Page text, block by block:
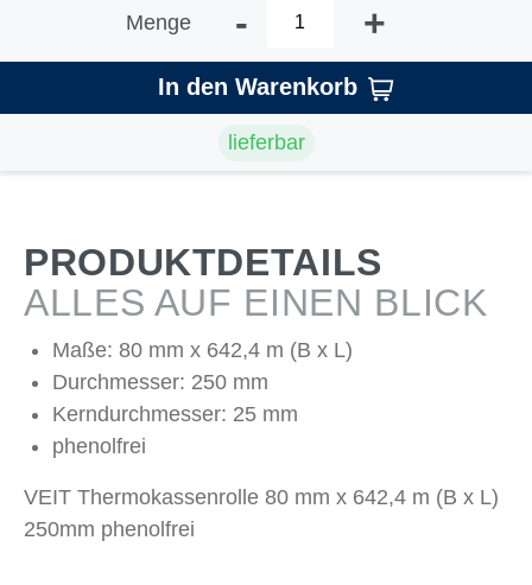
Menge - +
In den Warenkorb
lieferbar
PRODUKTDETAILS
ALLES AUF EINEN BLICK
Maße: 80 mm x 642,4 m (B x L)
Durchmesser: 250 mm
Kerndurchmesser: 25 mm
phenolfrei
VEIT Thermokassenrolle 80 mm x 642,4 m (B x L)
250mm phenolfrei